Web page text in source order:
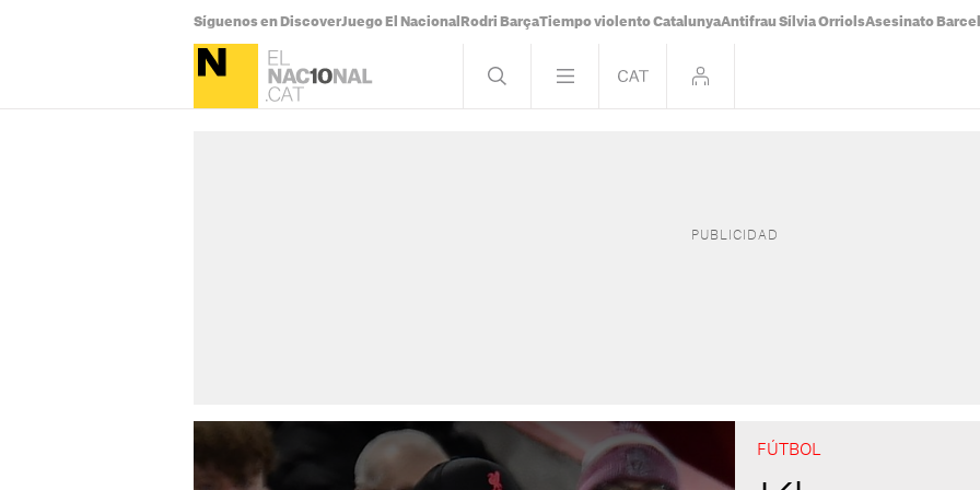
Síguenos en DiscoverJuego El Nacional Rodri BarçaTiempo violento CatalunyaAntifrau Sílvia OrriolsAsesinato
FÚTBOL